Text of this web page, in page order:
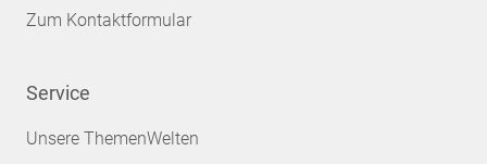
Zum Kontaktformular
Service
Unsere ThemenWelten